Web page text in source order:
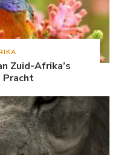
Zuid-Afrika’s
Pracht